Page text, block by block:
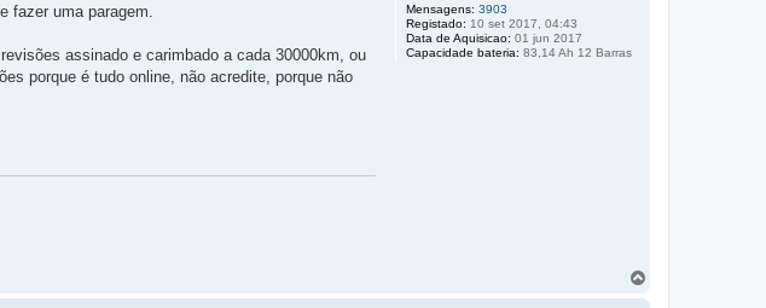
Mensagens: 3903
Registado: 10 set 2017, 04:43
Data de Aquisicao: 01 jun 2017
Capacidade bateria: 83,14 Ah 12 Barras
fazer uma paragem.
assinado e carimbado a cada 30000km, ou
porque é tudo online, não acredite, porque não